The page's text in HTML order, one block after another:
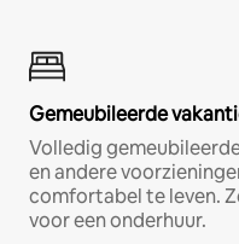
Gemeubileerde
Volledig
en andere
comfortabel te leven.
voor een onderhuur.